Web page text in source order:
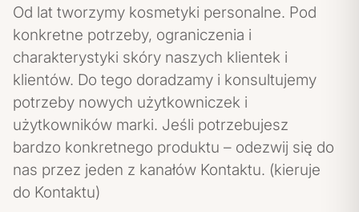
Od lat tworzymy kosmetyki personalne. Pod
konkretne potrzeby, ograniczenia i
charakterystyki skóry naszych klientek i
klientów. Do tego doradzamy i konsultujemy
potrzeby nowych użytkowniczek i
użytkowników marki. Jeśli potrzebujesz
bardzo konkretnego produktu – odezwij się do
nas przez jeden z kanałów Kontaktu. (kieruje
do Kontaktu)